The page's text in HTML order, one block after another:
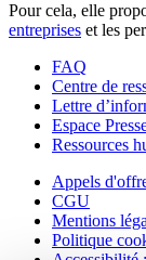
Pour cela, elle
entreprises et les
FAQ
Centre de
Lettre
Espace
Ressources
Appels
CGU
Mentions
Politique